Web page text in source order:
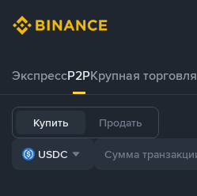
ЭкспрессP2PКрупная торговля
Купить Продать
USDC